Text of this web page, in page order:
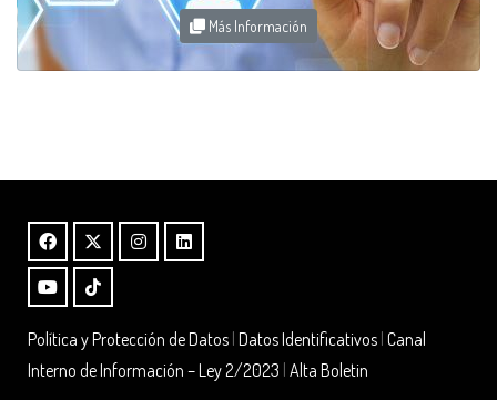
Más Información
Política y Protección de Datos Datos Identificativos Canal
Interno de Información – Ley 2/2023 Alta Boletin